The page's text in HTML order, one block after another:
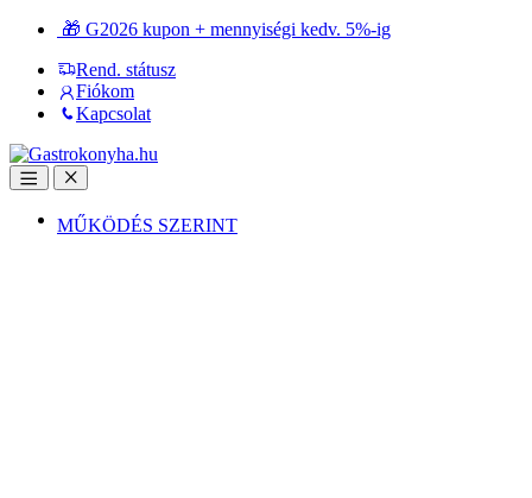
Ugrás
navigációhoz
Ugrás
tartalomra
🎁 G2026 kupon + mennyiségi kedv. 5%-ig
Rend. státusz
Fiókom
Kapcsolat
Open Close
MŰKÖDÉS SZERINT